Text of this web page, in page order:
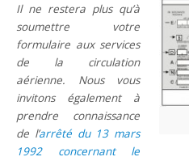
Il ne restera plus qu’à
soumettre votre
formulaire aux services
de la circulation
aérienne. Nous vous
invitons également à
prendre connaissance
de l’arrêté du 13 mars
1992 concernant le